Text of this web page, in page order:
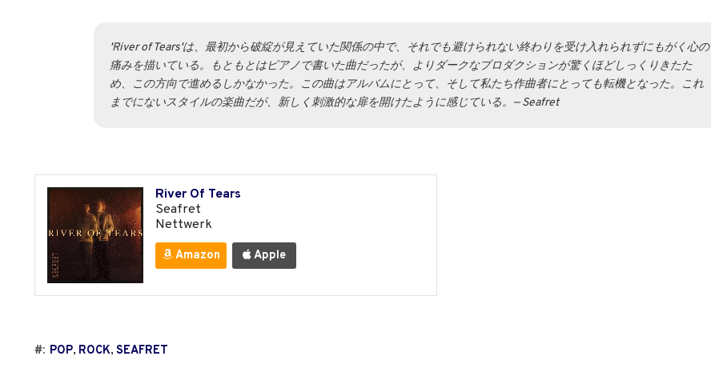
'River of Tears'は、最初から破綻が見えていた関係の中で、それでも避けられない終わりを受け入れられずにもがく心の
痛みを描いている。もともとはピアノで書いた曲だったが、よりダークなプロダクションが驚くほどしっくりきたた
め、この方向で進めるしかなかった。この曲はアルバムにとって、そして私たち作曲者にとっても転機となった。これ
までにないスタイルの楽曲だが、新しく刺激的な扉を開けたように感じている。— Seafret
River Of Tears
Seafret
Nettwerk
Amazon Apple
#: POP, ROCK, SEAFRET